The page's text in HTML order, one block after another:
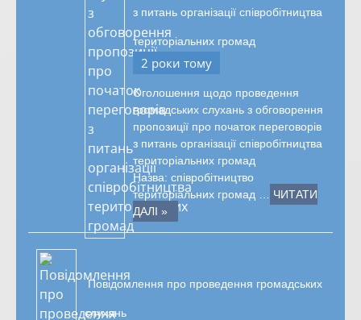
з питань організації співробітництва
територіальних громад
2 роки тому
Оголошення щодо проведення
громадських слухань з обговорення
пропозиції про початок переговорів
з питань організації співробітництва
територіальних громад
Назва: співробітництво
територіальних громад …
ЧИТАТИ
ДАЛІ »
Повідомлення про проведення громадських
слухань